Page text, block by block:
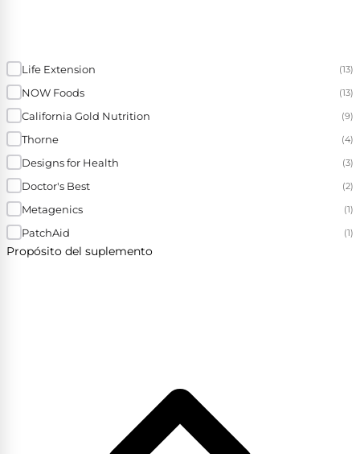
Life Extension (13)
NOW Foods (13)
California Gold Nutrition (9)
Thorne (4)
Designs for Health (3)
Doctor's Best (2)
Metagenics (1)
PatchAid (1)
Propósito del suplemento